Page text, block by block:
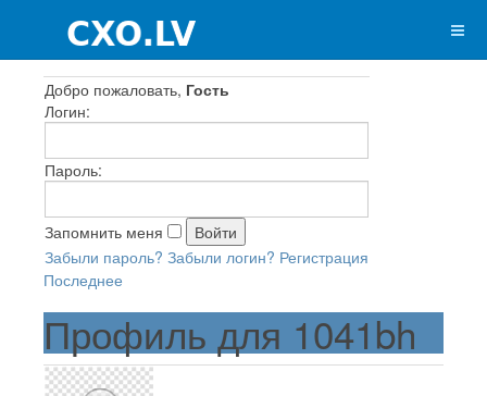
Добро пожаловать, Гость
Логин:
Пароль:
Запомнить меня
Забыли пароль? Забыли логин? Регистрация
Последнее
Профиль для 1041bh